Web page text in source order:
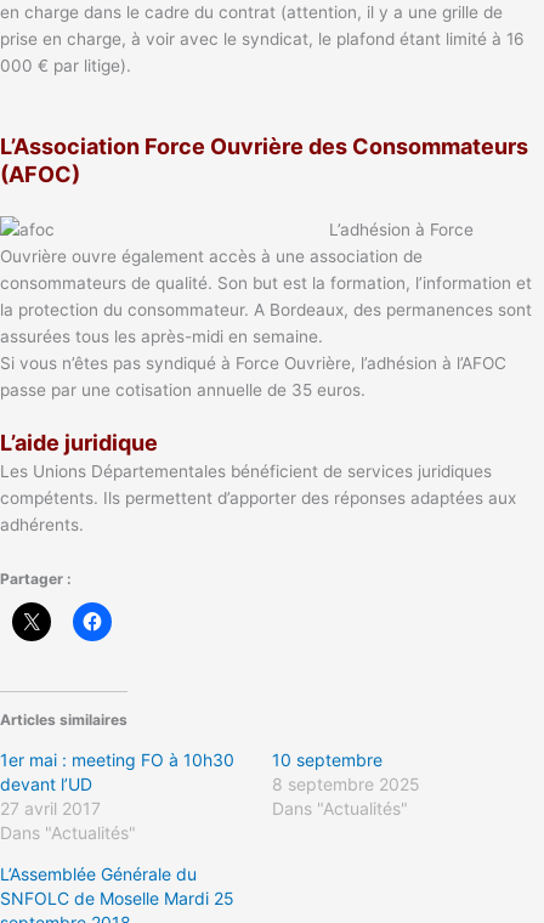
en charge dans le cadre du contrat (attention, il y a une grille de
prise en charge, à voir avec le syndicat, le plafond étant limité à 16
000 € par litige).
L’Association Force Ouvrière des Consommateurs
(AFOC)
L’adhésion à Force
Ouvrière ouvre également accès à une association de
consommateurs de qualité. Son but est la formation, l’information et
la protection du consommateur. A Bordeaux, des permanences sont
assurées tous les après-midi en semaine.
Si vous n’êtes pas syndiqué à Force Ouvrière, l’adhésion à l’AFOC
passe par une cotisation annuelle de 35 euros.
L’aide juridique
Les Unions Départementales bénéficient de services juridiques
compétents. Ils permettent d’apporter des réponses adaptées aux
adhérents.
Partager :
Articles similaires
1er mai : meeting FO à 10h30
devant l’UD
27 avril 2017
Dans "Actualités"
10 septembre
8 septembre 2025
Dans "Actualités"
L’Assemblée Générale du
SNFOLC de Moselle Mardi 25